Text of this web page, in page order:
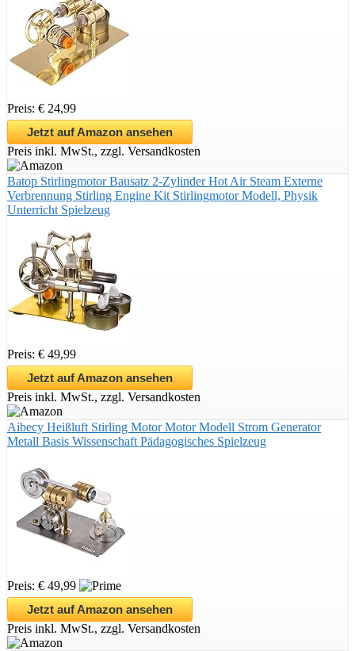
Preis: € 24,99
Jetzt auf Amazon ansehen
Preis inkl. MwSt., zzgl. Versandkosten
Batop Stirlingmotor Bausatz 2-Zylinder Hot Air Steam Externe
Verbrennung Stirling Engine Kit Stirlingmotor Modell, Physik
Unterricht Spielzeug
Preis: € 49,99
Jetzt auf Amazon ansehen
Preis inkl. MwSt., zzgl. Versandkosten
Aibecy Heißluft Stirling Motor Motor Modell Strom Generator
Metall Basis Wissenschaft Pädagogisches Spielzeug
Preis: € 49,99
Jetzt auf Amazon ansehen
Preis inkl. MwSt., zzgl. Versandkosten